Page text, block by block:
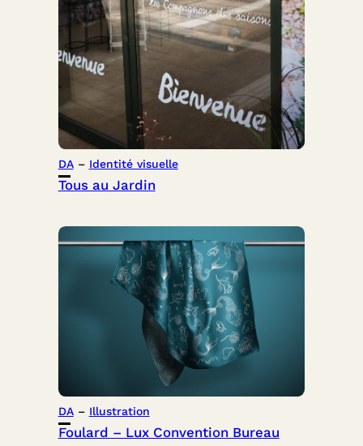
DA – Identité visuelle
Tous au Jardin
DA – Illustration
Foulard – Lux Convention Bureau